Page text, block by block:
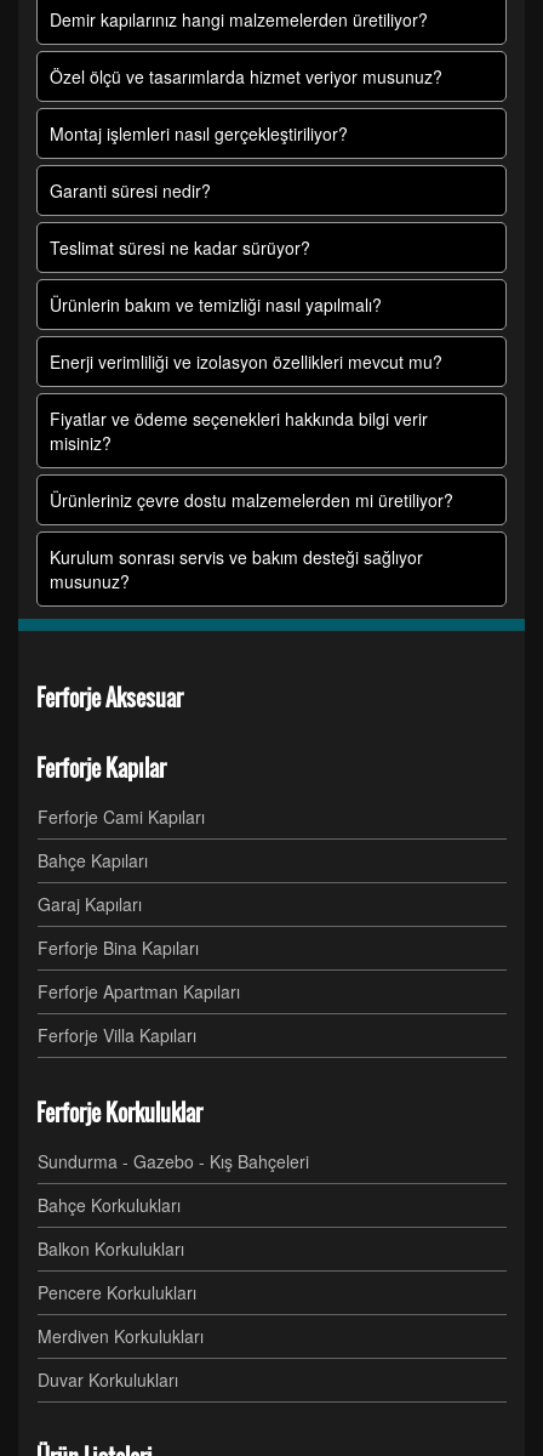
Demir kapılarınız hangi malzemelerden üretiliyor?
Özel ölçü ve tasarımlarda hizmet veriyor musunuz?
Montaj işlemleri nasıl gerçekleştiriliyor?
Garanti süresi nedir?
Teslimat süresi ne kadar sürüyor?
Ürünlerin bakım ve temizliği nasıl yapılmalı?
Enerji verimliliği ve izolasyon özellikleri mevcut mu?
Fiyatlar ve ödeme seçenekleri hakkında bilgi verir
misiniz?
Ürünleriniz çevre dostu malzemelerden mi üretiliyor?
Kurulum sonrası servis ve bakım desteği sağlıyor
musunuz?
Ferforje Aksesuar
Ferforje Kapılar
Ferforje Cami Kapıları
Bahçe Kapıları
Garaj Kapıları
Ferforje Bina Kapıları
Ferforje Apartman Kapıları
Ferforje Villa Kapıları
Ferforje Korkuluklar
Sundurma - Gazebo - Kış Bahçeleri
Bahçe Korkulukları
Balkon Korkulukları
Pencere Korkulukları
Merdiven Korkulukları
Duvar Korkulukları